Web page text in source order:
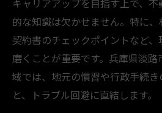
キャリアアップを目指す上で、
的な知識は欠かせません。特に、
契約書のチェックポイントなど
磨くことが重要です。兵庫県淡
域では、地元の慣習や行政手続き
と、トラブル回避に直結します。